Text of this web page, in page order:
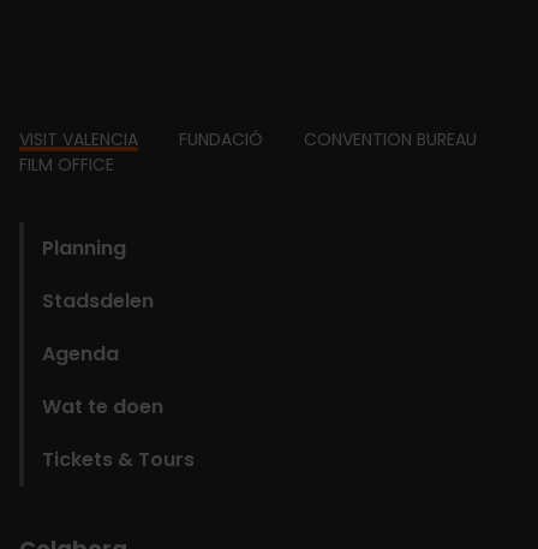
Footer
VISIT VALENCIA FUNDACIÓ
CONVENTION BUREAU
FILM OFFICE
Planning
Stadsdelen
Agenda
Wat te doen
Tickets & Tours